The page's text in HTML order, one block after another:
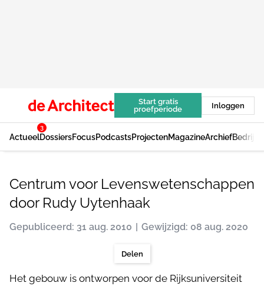
Start gratis
proefperiode
Inloggen
Actueel
3
DossiersFocusPodcastsProjectenMagazineArchief
Centrum voor Levenswetenschappen
door Rudy Uytenhaak
Gepubliceerd: 31 aug. 2010 Gewijzigd: 08 aug. 2020
Delen
Het gebouw is ontworpen voor de Rijksuniversiteit